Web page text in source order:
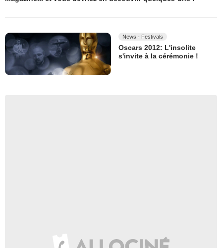
News - Festivals
Oscars 2012: L'insolite
s'invite à la cérémonie !